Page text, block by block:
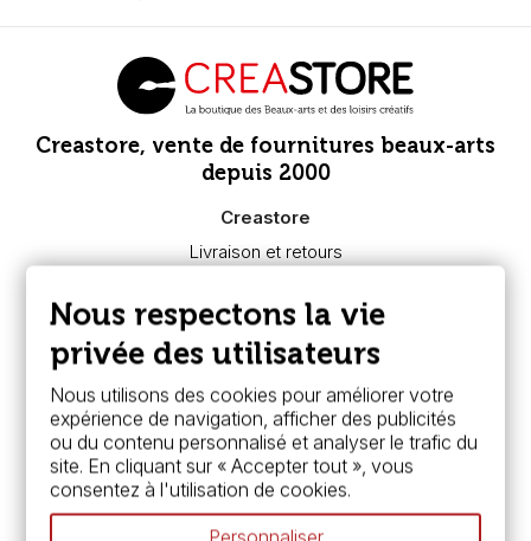
Creastore, vente de fournitures beaux-arts
depuis 2000
Creastore
Livraison et retours
Paiement sécurisé
FAQ
Boutique à Angers
Services
Carte fidélité & avantages
Chèque cadeau, bon cadeaux
Devis & bon de commande
Pass culture - mode d'emploi
Nos promotions en cours
Nous respectons la vie
privée des utilisateurs
Nous utilisons des cookies pour améliorer votre
expérience de navigation, afficher des publicités
ou du contenu personnalisé et analyser le trafic du
site. En cliquant sur « Accepter tout », vous
consentez à l'utilisation de cookies.